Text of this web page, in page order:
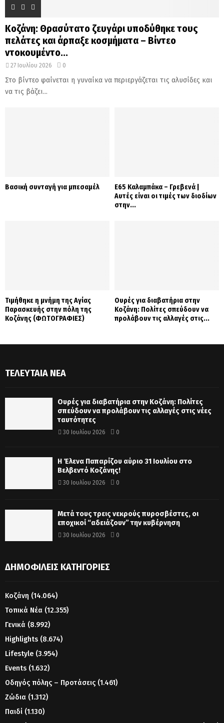
Κοζάνη: Θρασύτατο ζευγάρι υποδύθηκε τους
πελάτες και άρπαξε κοσμήματα – Βίντεο
ντοκουμέντο...
27 Ιουλίου 2026 0
Στο βίντεο φαίνεται η γυναίκα να περιεργάζεται τις αλυσίδες και
να τις βάζει...
Βασική συνταγή για μπεσαμέλ
Ε65 Καλαμπάκα – Γρεβενά |
Αυτές είναι οι τιμές των διοδίων
στην...
Τιμήθηκε η μνήμη της Αγίας
Παρασκευής στην πόλη της
Κοζάνης (ΦΩΤΟΓΡΑΦΙΕΣ)
Ουρές για διαβατήρια στην
Κοζάνη: Πολίτες σπεύδουν να
προλάβουν τις αλλαγές στις...
ΤΕΛΕΥΤΑΊΑ ΝΈΑ
Ουρές για διαβατήρια στην Κοζάνη: Πολίτες
σπεύδουν να προλάβουν τις αλλαγές στις νέες
ταυτότητες
30 Ιουλίου 2026 0
Η Έλενα Παπαρίζου αύριο 31 Ιουλίου στο
Βελβεντό Κοζάνης!
30 Ιουλίου 2026 0
Μετά τους τρεις νεκρούς πυροσβέστες, οι
εποχικοί “αδειάζουν” την κυβέρνηση
30 Ιουλίου 2026 0
ΔΗΜΟΦΙΛΕΊΣ ΚΑΤΗΓΟΡΊΕΣ
Κοζάνη (14.064)
Τοπικά Νέα (12.355)
Γενικά (8.992)
Highlights (8.674)
Lifestyle (3.954)
Events (1.632)
Οδηγός πόλης – Προτάσεις (1.461)
Ζώδια (1.312)
Παιδί (1.130)